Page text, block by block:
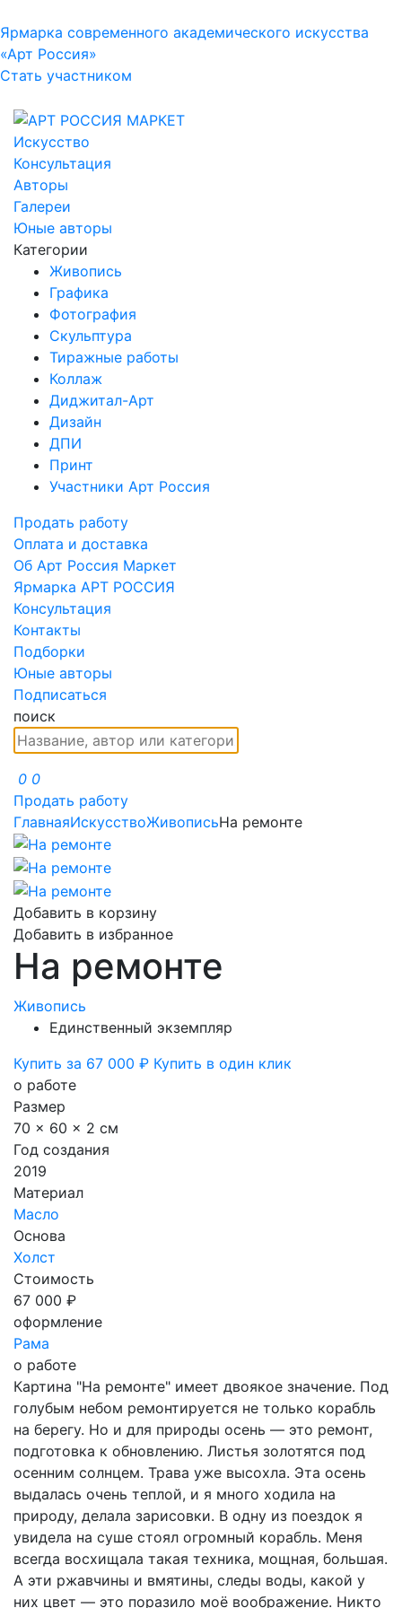
Ярмарка современного академического искусства
«Арт Россия»
Стать участником
Искусство
Консультация
Авторы
Галереи
Юные авторы
Категории
Живопись
Графика
Фотография
Скульптура
Тиражные работы
Коллаж
Диджитал-Арт
Дизайн
ДПИ
Принт
Участники Арт Россия
Продать работу
Оплата и доставка
Об Арт Россия Маркет
Ярмарка АРТ РОССИЯ
Консультация
Контакты
Подборки
Юные авторы
Подписаться
поиск
0 0
Продать работу
ГлавнаяИскусствоЖивописьНа ремонте
Добавить в корзину
Добавить в избранное
На ремонте
Живопись
Единственный экземпляр
Купить за 67 000 ₽ Купить в один клик
о работе
Размер
70 x 60 x 2 см
Год создания
2019
Материал
Масло
Основа
Холст
Стоимость
67 000 ₽
оформление
Рама
о работе
Картина "На ремонте" имеет двоякое значение. Под
голубым небом ремонтируется не только корабль
на берегу. Но и для природы осень — это ремонт,
подготовка к обновлению. Листья золотятся под
осенним солнцем. Трава уже высохла. Эта осень
выдалась очень теплой, и я много ходила на
природу, делала зарисовки. В одну из поездок я
увидела на суше стоял огромный корабль. Меня
всегда восхищала такая техника, мощная, большая.
А эти ржавчины и вмятины, следы воды, какой у
них цвет — это поразило моё воображение. Никто